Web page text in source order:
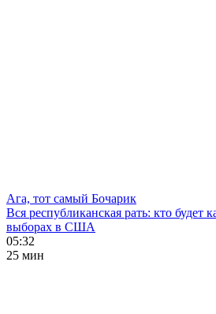
Ага, тот самый Бочарик
Вся республиканская рать: кто будет
выборах в США
05:32
25 мин